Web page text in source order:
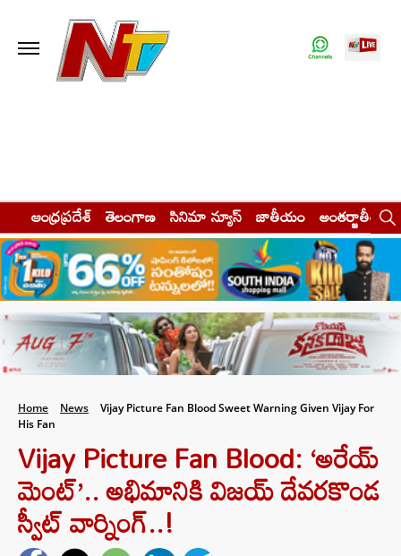
ఆంధ్రప్రదేశ్ తెలంగాణ సినిమా న్యూస్ జాతీయం అంతర్జాతీయం
Home News
Vijay Picture Fan Blood Sweet Warning Given Vijay For
His Fan
Vijay Picture Fan Blood: ‘అరేయ్
మెంట్’.. అభిమానికి విజయ్ దేవరకొండ
స్వీట్ వార్నింగ్..!